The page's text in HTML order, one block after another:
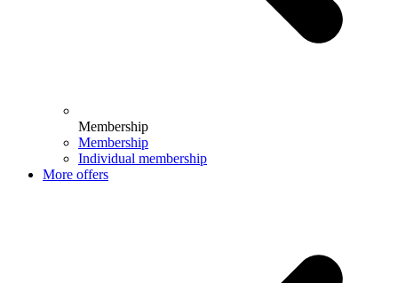
Membership
Membership
Individual membership
More offers